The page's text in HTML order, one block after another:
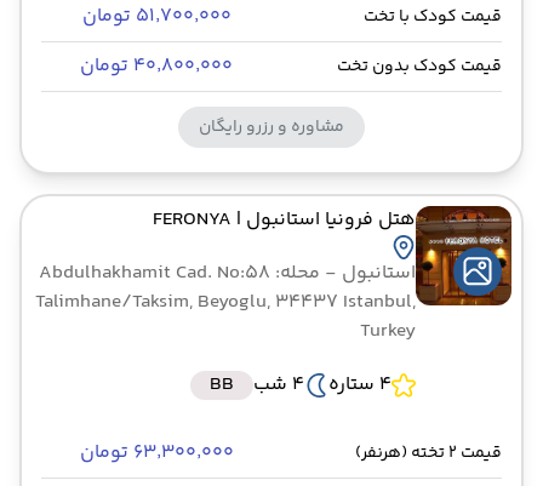
قیمت کودک با تخت ۵۱٬۷۰۰٬۰۰۰ تومان
قیمت کودک بدون تخت ۴۰٬۸۰۰٬۰۰۰ تومان
مشاوره و رزرو رایگان
هتل فرونیا استانبول | FERONYA
استانبول
- محله: Abdulhakhamit Cad. No:58
Talimhane/Taksim, Beyoglu, 34437 Istanbul,
Turkey
4 ستاره
4 شب BB
قیمت 2 تخته (هرنفر) ۶۳٬۳۰۰٬۰۰۰ تومان